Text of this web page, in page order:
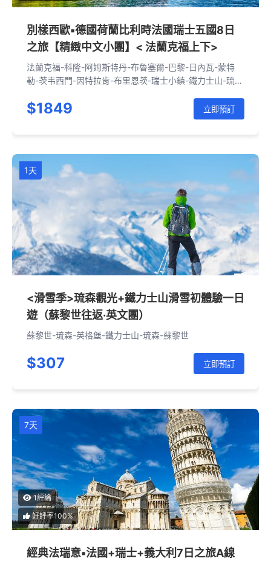
別樣西歐▪德國荷蘭比利時法國瑞士五國8日
之旅【精緻中文小團】< 法蘭克福上下>
法蘭克福-科隆-阿姆斯特丹-布魯塞爾-巴黎-日內瓦-蒙特
勒-茨韦西門-因特拉肯-布里恩茨-瑞士小鎮-鐵力士山-琉
$1849 立即預訂
1天
<滑雪季>琉森觀光+鐵力士山滑雪初體驗一日
遊（蘇黎世往返·英文團）
蘇黎世-琉森-英格堡-鐵力士山-琉森-蘇黎世
$307 立即預訂
7天
1評論
好評率100%
經典法瑞意▪法國+瑞士+義大利7日之旅A線